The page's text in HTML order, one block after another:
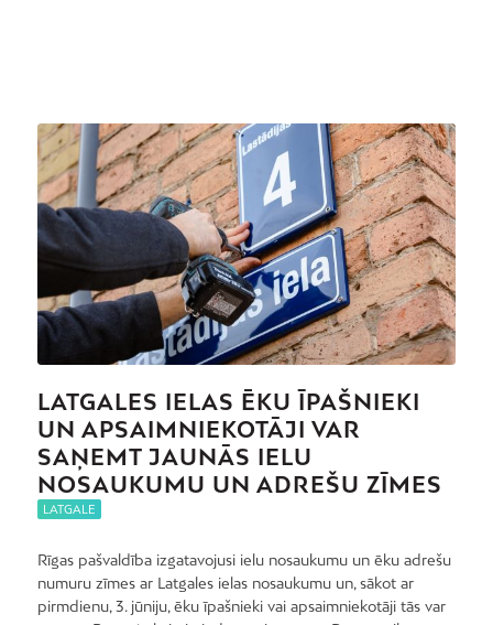
LATGALES IELAS ĒKU ĪPAŠNIEKI
UN APSAIMNIEKOTĀJI VAR
SAŅEMT JAUNĀS IELU
NOSAUKUMU UN ADREŠU ZĪMES
LATGALE
Rīgas pašvaldība izgatavojusi ielu nosaukumu un ēku adrešu
numuru zīmes ar Latgales ielas nosaukumu un, sākot ar
pirmdienu, 3. jūniju, ēku īpašnieki vai apsaimniekotāji tās var